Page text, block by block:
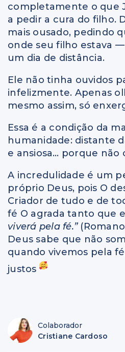
completamente o que
a pedir a cura do filho.
mais ousado, pedindo
onde seu filho estava
um dia de distância.
Ele não tinha ouvidos
infelizmente. Apenas
mesmo assim, só
Essa é a condição da
humanidade: distante
e ansiosa… porque não
A incredulidade é um
próprio Deus, pois O
Criador de tudo e de
fé O agrada tanto que
viverá pela fé.”
Deus sabe que não
quando vivemos pela
justos
Colaborador
Cristiane Cardoso